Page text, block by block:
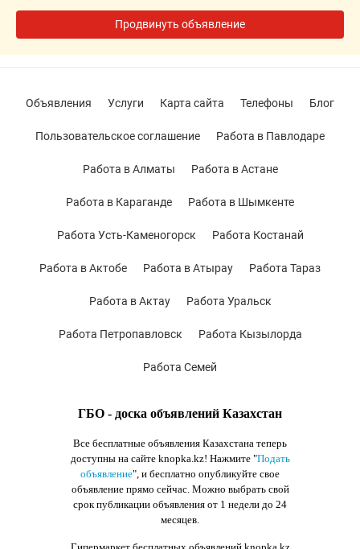
Продвинуть объявление
ГБО - доска объявлений Казахстан
Все бесплатные объявления Казахстана теперь
доступны на сайте knopka.kz! Нажмите "Подать
объявление", и бесплатно опубликуйте свое
объявление прямо сейчас. Можно выбрать свой
срок публикации объявления от 1 недели до 24
месяцев.
Объявления Услуги Карта сайта Телефоны Блог
Пользовательское соглашение Работа в Павлодаре
Работа в Алматы Работа в Астане
Работа в Караганде Работа в Шымкенте
Работа Усть-Каменогорск Работа Костанай
Работа в Актобе Работа в Атырау Работа Тараз
Работа в Актау Работа Уральск
Работа Петропавловск Работа Кызылорда
Работа Семей